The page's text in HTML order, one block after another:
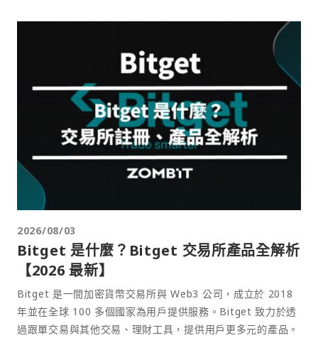
2026/08/03
Bitget 是什麼？Bitget 交易所產品全解析
【2026 最新】
Bitget 是一間加密貨幣交易所與 Web3 公司，成立於 2018
年並在全球 100 多個國家為用戶提供服務。Bitget 致力於透
過跟單交易與其他交易、理財工具，提供用戶更多元的產品。